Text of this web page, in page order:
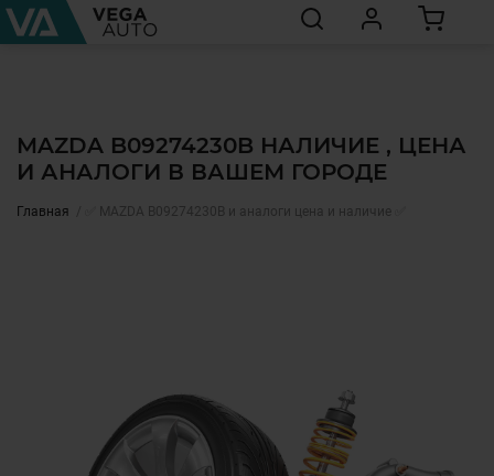
MAZDA B09274230B НАЛИЧИЕ , ЦЕНА
И АНАЛОГИ В ВАШЕМ ГОРОДЕ
Главная ✅ MAZDA B09274230B и аналоги цена и наличие ✅